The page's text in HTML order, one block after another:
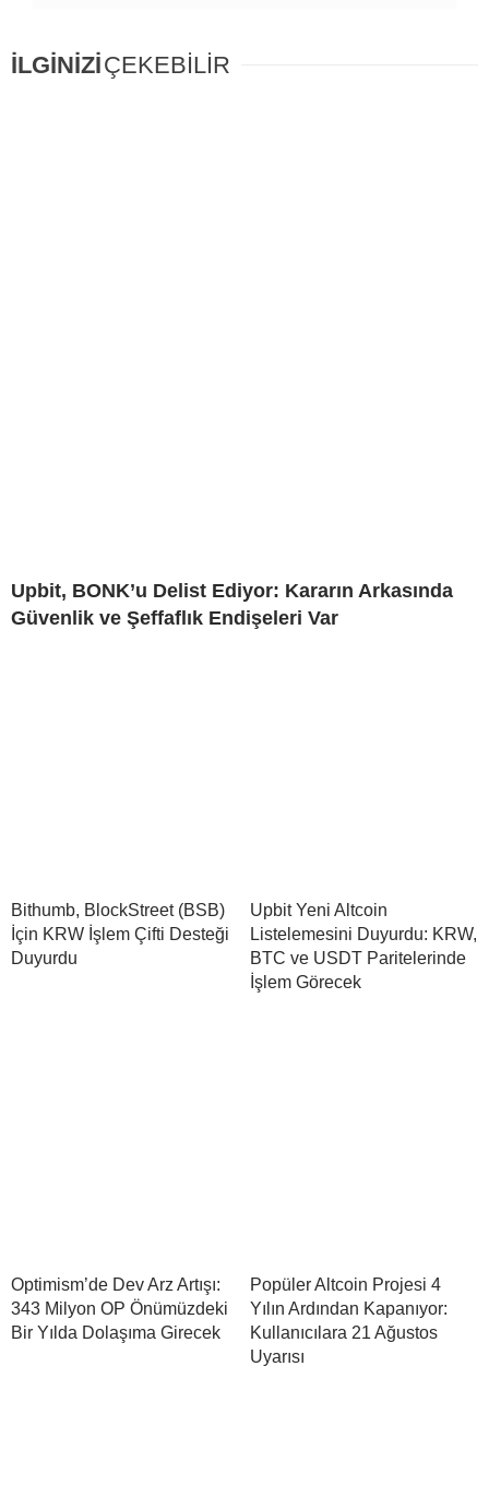
İLGİNİZİÇEKEBİLİR
Upbit, BONK’u Delist Ediyor: Kararın Arkasında
Güvenlik ve Şeffaflık Endişeleri Var
Bithumb, BlockStreet (BSB)
İçin KRW İşlem Çifti Desteği
Duyurdu
Upbit Yeni Altcoin
Listelemesini Duyurdu: KRW,
BTC ve USDT Paritelerinde
İşlem Görecek
Optimism’de Dev Arz Artışı:
343 Milyon OP Önümüzdeki
Bir Yılda Dolaşıma Girecek
Popüler Altcoin Projesi 4
Yılın Ardından Kapanıyor:
Kullanıcılara 21 Ağustos
Uyarısı